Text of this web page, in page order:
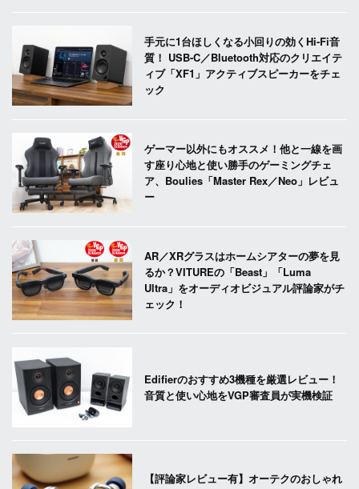
手元に1台ほしくなる小回りの効くHi-Fi音
質！ USB-C／Bluetooth対応のクリエイテ
ィブ「XF1」アクティブスピーカーをチェ
ック
ゲーマー以外にもオススメ！他と一線を画
す座り心地と使い勝手のゲーミングチェ
ア、Boulies「Master Rex／Neo」レビュ
ー
AR／XRグラスはホームシアターの夢を見
るか？VITUREの「Beast」「Luma
Ultra」をオーディオビジュアル評論家がチ
ェック！
Edifierのおすすめ3機種を厳選レビュー！
音質と使い心地をVGP審査員が実機検証
【評論家レビュー有】オーテクのおしゃれ